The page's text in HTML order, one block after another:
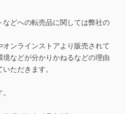
どへの転売品に関しては弊社の
ンラインストアより販売されて
などが分かりかねるなどの理由
ただきます。